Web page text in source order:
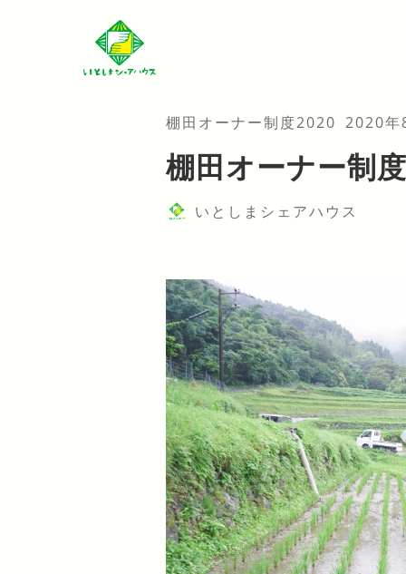
棚田オーナー制度2020 2020年
棚田オーナー制
いとしまシェアハウス